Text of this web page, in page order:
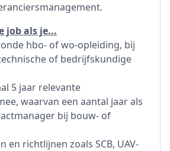
job als je...
hbo- of wo-opleiding, bij
of bedrijfskundige
5 jaar relevante
waarvan een aantal jaar als
bij bouw- of
en richtlijnen zoals SCB, UAV-